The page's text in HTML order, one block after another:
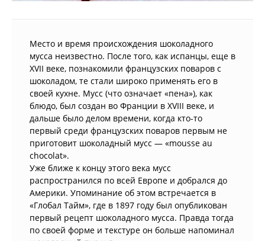
Место и время происхождения шоколадного
мусса неизвестно. После того, как испанцы, еще в
XVII веке, познакомили французских поваров с
шоколадом, те стали широко применять его в
своей кухне. Мусс (что означает «пена»), как
блюдо, был создан во Франции в XVIII веке, и
дальше было делом времени, когда кто-то
первый среди французских поваров первым не
приготовит шоколадный мусс — «mousse au
chocolat».
Уже ближе к концу этого века мусс
распространился по всей Европе и добрался до
Америки. Упоминание об этом встречается в
«Глобал Тайм», где в 1897 году был опубликован
первый рецепт шоколадного мусса. Правда тогда
по своей форме и текстуре он больше напоминал